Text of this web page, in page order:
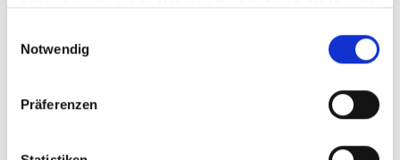
Notwendig
Präferenzen
bei großvolumigen
Investitionsprojekten: Während die
häufig sehr gut funktioniert, entstehen vor allem
Engpässe bei der Finanzierung sozialer Projekte